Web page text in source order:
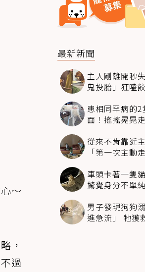
～
，
過
最新新聞
主人剛離開秒
鬼投胎」狂嗑
患相同罕病的
面！搖搖晃晃
從來不肯靠近
「第一次主動
車頭卡著一隻
驚覺身分不單
男子發現狗狗
進急流」 牠獲